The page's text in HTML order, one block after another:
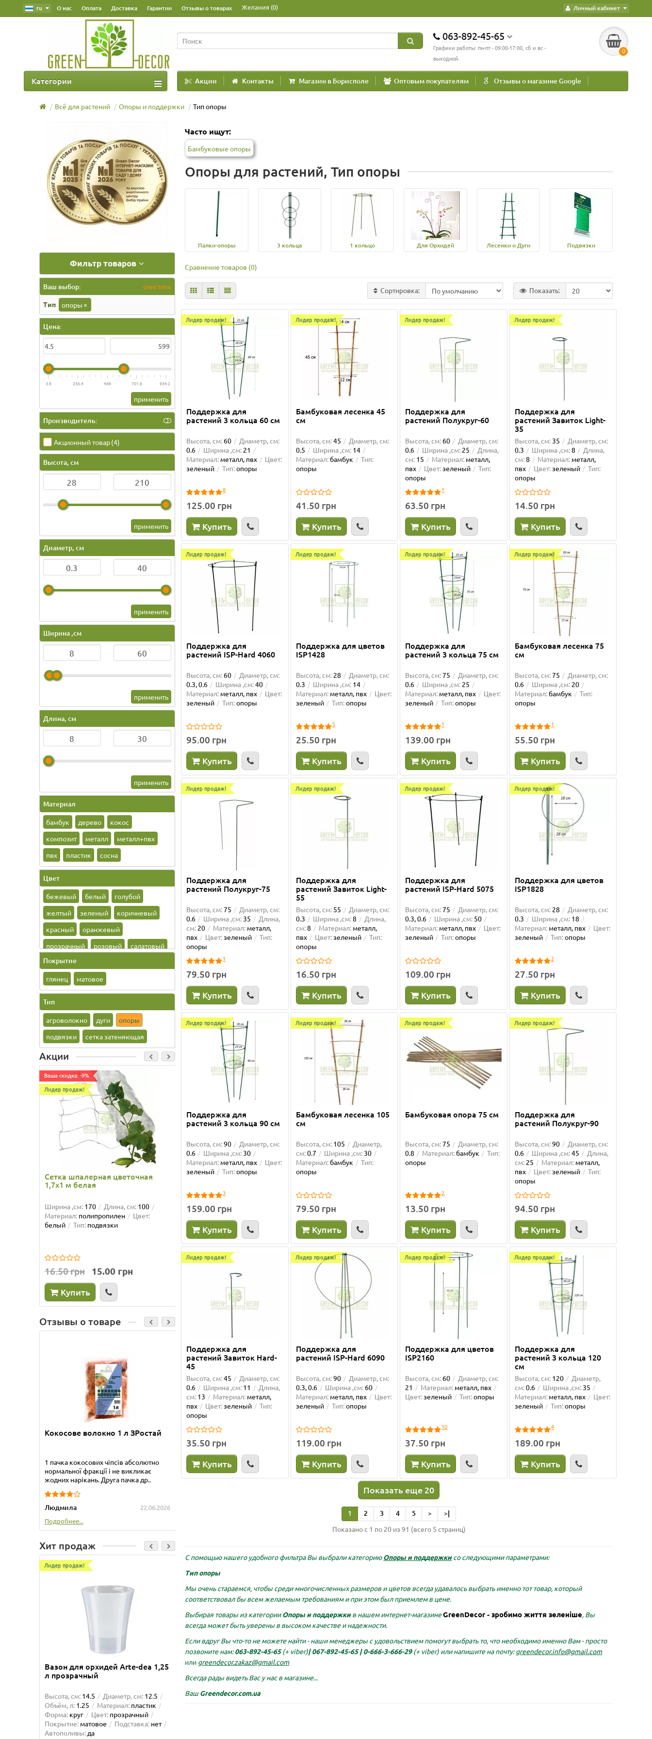
Личный кабинет
ru О нас Оплата Доставка Гарантии Отзывы о товарах Желания (0)
063-892-45-65
Графики работы: пн-пт - 09:00-17:00, сб и вс -
выходной.
0
Акции Контакты Магазин в Борисполе Оптовым покупателям Отзывы о магазине Google
Категории
Всё для растений Опоры и поддержки Тип опоры
Фильтр товаров
Ваш выбор: очистить
Тип опоры ×
Цена:
3.8 236.4 469 701.6 934.2
применить
Производитель:
Акционный товар(4)
Высота, см
применить
Диаметр, см
применить
Ширина ,см
применить
Длина, см
применить
Материал
бамбук дерево
кокос
композит
металл
металл+пвх
пвх
пластик сосна
Цвет
бежевый белый
голубой
желтый
зеленый
коричневый
красный
оранжевый
прозрачный
розовый
салатовый
синий
терракотовый
фиолетовый
черный
Покрытие
глянец матовое
Тип
агроволокно дуги
опоры
подвязки
сетка затеняющая
Акции
Ваша скидка: -9%
Лидер продаж!
Сетка шпалерная цветочная
1,7х1 м белая
Ширина ,см: 170 Длина, см: 100
Материал: полипропилен
Цвет:
белый
Тип: подвязки
16.50 грн 15.00 грн
Купить
Ваша скидка: -15%
Лидер продаж!
Опора для орхидей салатовая
Материал:пластик
салатовый
Тип: опоры
58.50 грн 50.00 грн
Купить
Ваша скидка: -15%
Лидер продаж!
Опора для орхидей прозрачная
61 см
Материал:пластик
Цвет:
Ваша скидка: -11%
Опора металлическая в ПВХ 120
см
Материал:
металл+пвх
Цвет:
Тип: опоры
41.50 грн 37.00 грн
Купить
Отзывы о товаре
Кокосове волокно 1 л ЗРостай
1 пачка кокосових чіпсів абсолютно
нормальної фракції і не викликає
жодних нарікань. Друга пачка др..
Людмила
22.06.2026
Подробнее...
Бамбукова драбинка 180 см
Приобрела опоры уже второй раз, они
прекрасны! Доставка очень быстрая,
упаковано отлично! Рекомендую..
Опора для орхідей помаранчева
61 см
Дуже задоволена цими вазонами з
автополивами, в мене усі орхідеї
посаджені у них а їх більше 30..
Олена Муляр
01.06.2026
Подробнее...
Горщик для квітів АРТЕ 1,2 л,
білий-чорний
Дуже дякую магазину Green Decor!
Вирішила оновити інтер’єр і додати
трохи зелені. Перш за все втіши..
Хит продаж
Лидер продаж!
Вазон для орхидей Arte-dea 1,25
л прозрачный
Высота, см: 14.5 Диаметр, см: 12.5
Объём, л: 1.25 Материал: пластик
Форма: круг Цвет: прозрачный
Покрытие: матовое Подставка: нет
Автополивы: да
Вазон LATINA 2,5 л. шаде
Высота, см:15 Диаметр, см:
Часто ищут:
Бамбуковые опоры
Опоры для растений, Тип опоры
Палки-опоры 3 кольца 1 кольцо Для Орхидей Лесенки и Дуги Подвязки
Сравнение товаров (0)
Сортировка: Показать:
Лидер продаж!
Поддержка для
растений 3 кольца 60 см
Высота, см: 60
Диаметр, см:
0.6
Ширина ,см: 21
Материал: металл, пвх
Цвет:
зеленый
Тип:опоры
8
125.00 грн
Купить
Лидер продаж!
Бамбуковая лесенка 45
см
Высота, см:45
Диаметр, см:
0.5
Ширина ,см: 14
Материал:бамбук
Тип:
опоры
41.50 грн
Купить
Лидер продаж!
Поддержка для
растений Полукруг-60
Высота, см: 60
Диаметр, см:
0.6
Ширина ,см: 25
Длина,
см: 15 Материал: металл,
пвх
Цвет:зеленый
Тип:
опоры
1
63.50 грн
Купить
Лидер продаж!
Поддержка для
растений Завиток Light-
35
Высота, см: 35
Диаметр, см:
0.3
Ширина ,см:8
Длина,
см:8 Материал: металл,
пвх
Цвет:зеленый
Тип:
опоры
14.50 грн
Купить
Лидер продаж!
Поддержка для
растений ISP-Hard 4060
Высота, см: 60
Диаметр, см:
0.3, 0.6
Ширина ,см:40
Материал: металл, пвх
Цвет:
зеленый
Тип:опоры
95.00 грн
Купить
Лидер продаж!
Поддержка для цветов
ISP1428
Высота, см: 28
Диаметр, см:
0.3
Ширина ,см: 14
Материал: металл, пвх
Цвет:
зеленый
Тип:опоры
5
25.50 грн
Купить
Лидер продаж!
Поддержка для
растений 3 кольца 75 см
Высота, см:75
Диаметр, см:
0.6
Ширина ,см: 25
Материал: металл, пвх
Цвет:
зеленый
Тип:опоры
1
139.00 грн
Купить
Лидер продаж!
Бамбуковая лесенка 75
см
Высота, см:75
Диаметр, см:
0.6
Ширина ,см: 20
Материал:бамбук
Тип:
опоры
1
55.50 грн
Купить
Лидер продаж!
Поддержка для
растений Полукруг-75
Высота, см:75
Диаметр, см:
0.6
Ширина ,см: 35
Длина,
см: 20 Материал: металл,
пвх
Цвет:зеленый
Тип:
опоры
1
79.50 грн
Купить
Лидер продаж!
Поддержка для
растений Завиток Light-
55
Высота, см: 55
Диаметр, см:
0.3
Ширина ,см:8
Длина,
см:8 Материал: металл,
пвх
Цвет:зеленый
Тип:
опоры
16.50 грн
Купить
Лидер продаж!
Поддержка для
растений ISP-Hard 5075
Высота, см:75
Диаметр, см:
0.3, 0.6
Ширина ,см: 50
Материал: металл, пвх
Цвет:
зеленый
Тип:опоры
109.00 грн
Купить
Лидер продаж!
Поддержка для цветов
ISP1828
Высота, см: 28
Диаметр, см:
0.3
Ширина ,см: 18
Материал: металл, пвх
Цвет:
зеленый
Тип:опоры
2
27.50 грн
Купить
Лидер продаж!
Поддержка для
растений 3 кольца 90 см
Высота, см:90
Диаметр, см:
0.6
Ширина ,см: 30
Материал: металл, пвх
Цвет:
зеленый
Тип:опоры
3
159.00 грн
Купить
Лидер продаж!
Бамбуковая лесенка 105
см
Высота, см: 105
Диаметр,
см:0.7 Ширина ,см: 30
Материал:бамбук
Тип:
опоры
79.50 грн
Купить
Лидер продаж!
Бамбуковая опора 75 см
Высота, см:75
Диаметр, см:
0.8
Материал:бамбук
Тип:
опоры
2
13.50 грн
Купить
Лидер продаж!
Поддержка для
растений Полукруг-90
Высота, см:90
Диаметр, см:
0.6
Ширина ,см:45
Длина,
см: 25 Материал: металл,
пвх
Цвет:зеленый
Тип:
опоры
94.50 грн
Купить
Лидер продаж!
Поддержка для
растений Завиток Hard-
45
Высота, см:45
Диаметр, см:
0.6
Ширина ,см: 11
Длина,
см: 13 Материал: металл,
пвх
Цвет:зеленый
Тип:
опоры
35.50 грн
Купить
Лидер продаж!
Поддержка для
растений ISP-Hard 6090
Высота, см:90
Диаметр, см:
0.3, 0.6
Ширина ,см: 60
Материал: металл, пвх
Цвет:
зеленый
Тип:опоры
119.00 грн
Купить
Лидер продаж!
Поддержка для цветов
ISP2160
Высота, см: 60
Диаметр, см:
21
Материал: металл, пвх
Цвет:зеленый Тип:опоры
10
37.50 грн
Купить
Лидер продаж!
Поддержка для
растений 3 кольца 120
см
Высота, см: 120
Диаметр,
см:0.6 Ширина ,см: 35
Материал: металл, пвх
Цвет:
зеленый
Тип:опоры
4
189.00 грн
Купить
Показать еще 20
1 2 3 4 5 > >|
Показано с 1 по 20 из 91 (всего 5 страниц)
С помощью нашего удобного фильтра Вы выбрали категориюОпоры и поддержкисо следующими параметрами:
Тип опоры
Мы очень стараемся, чтобы среди многочисленных размеров и цветов всегда удавалось выбрать именно тот товар, который
соответствовал бы всем желаемым требованиям и при этом был приемлем в цене.
Выбирая товары из категорииОпоры и поддержкив нашем интернет-магазинеGreenDecor - зробимо життя зеленіше, Вы
всегда может быть уверены в высоком качестве и надежности.
Если вдруг Вы что-то не можете найти - наши менеджеры с удовольствием помогут выбрать то, что необходимо именно Вам - просто
позвоните нам:063-892-45-65(+ viber)|067-892-45-65 | 0-666-3-666-29(+ viber) или напишите на почту:greendecor.info@gmail.com
или greendecor.zakaz@gmail.com
Всегда рады видеть Вас у нас в магазине...
Ваш Greendecor.com.ua